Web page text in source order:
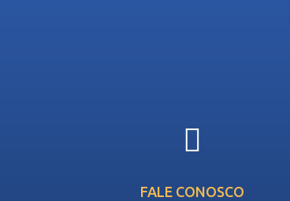
FALE CONOSCO